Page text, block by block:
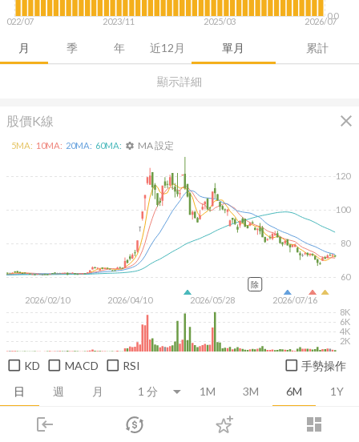
login dashboard
市場 登入
顯示詳細
月 季 年 近12月 單月 累計
2022/07 2023/11 2025/03 2026/07
0.0
股價K線 close
日 週 月 1M 3M 6M 1Y
2026/02/10 2026/04/10 2026/05/28 2026/07/16
60
80
100
120
2K
4K
6K
8K
5MA: 10MA: 20MA: 60MA: settings MA 設定
除
KD MACD RSI 手勢操作
推薦卡片 消息面 財務報